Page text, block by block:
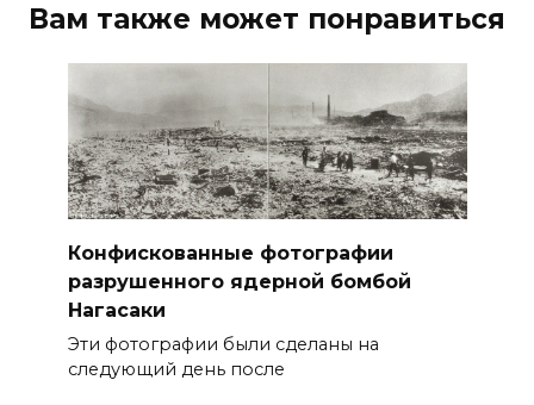
Вам также может понравиться
Конфискованные фотографии
разрушенного ядерной бомбой
Нагасаки
Эти фотографии были сделаны на
следующий день после